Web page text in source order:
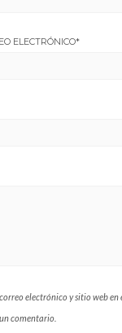
ELECTRÓNICO*
electrónico y sitio web en
comentario.